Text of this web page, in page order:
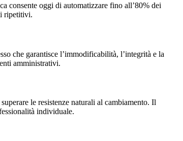
consente oggi di automatizzare fino all’80% dei
ripetitivi.
che garantisce l’immodificabilità, l’integrità e la
amministrativi.
le resistenze naturali al cambiamento. Il
individuale.